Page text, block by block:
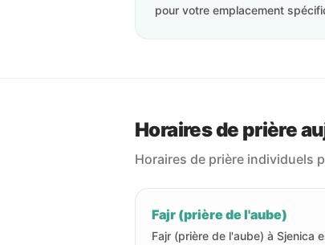
pour votre emplacement
Horaires de prière
Horaires de prière individuels
Fajr (prière de l'aube)
Fajr (prière de l'aube) à Sjenica